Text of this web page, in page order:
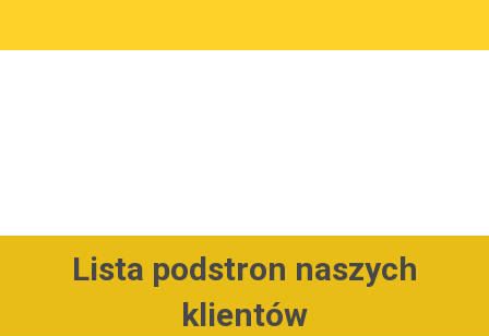
Lista podstron naszych
klientów